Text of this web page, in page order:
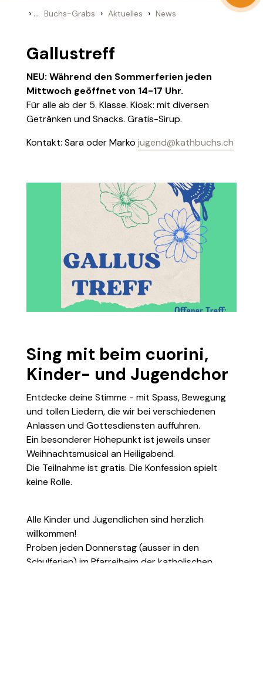
› ... Buchs-Grabs › Aktuelles › News
Gallustreff
NEU: Während den Sommerferien jeden
Mittwoch geöffnet von 14-17 Uhr.
Für alle ab der 5. Klasse. Kiosk: mit diversen
Getränken und Snacks. Gratis-Sirup.
Kontakt: Sara oder Marko jugend@kathbuchs.ch
Sing mit beim cuorini,
Kinder- und Jugendchor
Entdecke deine Stimme - mit Spass, Bewegung
und tollen Liedern, die wir bei verschiedenen
Anlässen und Gottesdiensten aufführen.
Ein besonderer Höhepunkt ist jeweils unser
Weihnachtsmusical an Heiligabend.
Die Teilnahme ist gratis. Die Konfession spielt
keine Rolle.
Alle Kinder und Jugendlichen sind herzlich
willkommen!
Proben jeden Donnerstag (ausser in den
Schulferien) im Pfarreiheim der katholischen